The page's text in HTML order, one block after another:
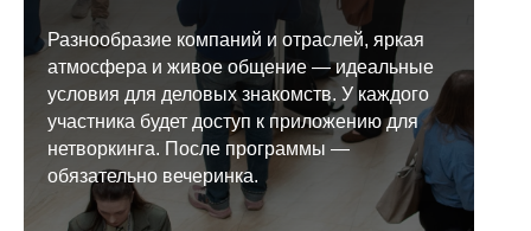
Разнообразие компаний и отраслей, яркая
атмосфера и живое общение — идеальные
условия для деловых знакомств. У каждого
участника будет доступ к приложению для
нетворкинга. После программы —
обязательно вечеринка.